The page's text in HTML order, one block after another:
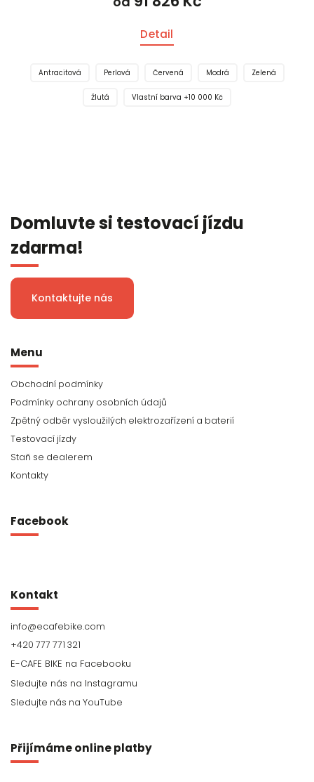
Detail
Antracitová Perlová Červená Modrá Zelená
Žlutá Vlastní barva +10 000 Kč
Domluvte si testovací jízdu
zdarma!
Kontaktujte nás
Menu
Obchodní podmínky
Podmínky ochrany osobních údajů
Zpětný odběr vysloužilých elektrozařízení a baterií
Testovací jízdy
Staň se dealerem
Kontakty
Facebook
Kontakt
info@ecafebike.com
+420 777 771 321
Sledujte nás na YouTube
Přijímáme online platby